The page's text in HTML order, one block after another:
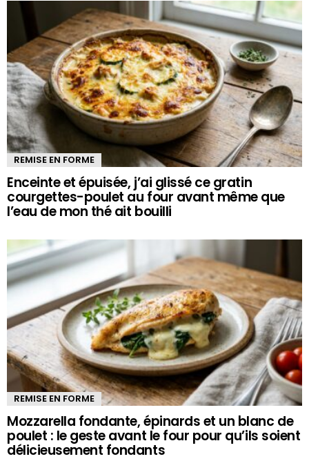
REMISE EN FORME
Enceinte et épuisée, j’ai glissé ce gratin
courgettes-poulet au four avant même que
l’eau de mon thé ait bouilli
REMISE EN FORME
Mozzarella fondante, épinards et un blanc de
poulet : le geste avant le four pour qu’ils soient
délicieusement fondants